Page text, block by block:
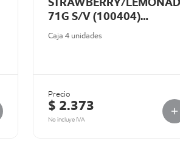
STRAWBERRY/
71G S/V (100404)
E301458300
Caja 4 unidades
Precio
$ 2.373
No incluye IVA